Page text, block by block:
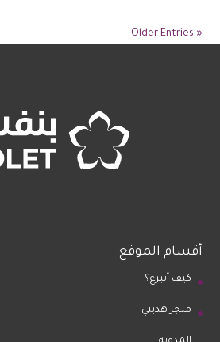
« Older Entries
أقسام الموقع
كيف أتبرع؟
متجر هديتي